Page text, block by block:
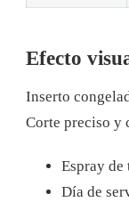
Efecto
Inserto
Corte preciso y
Espray
Día de